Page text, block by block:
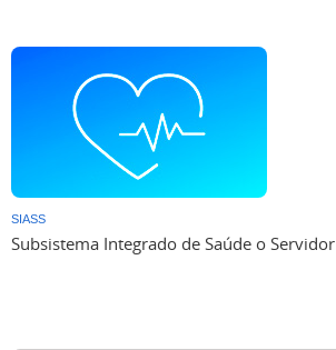
SIASS
Subsistema Integrado de Saúde o Servidor